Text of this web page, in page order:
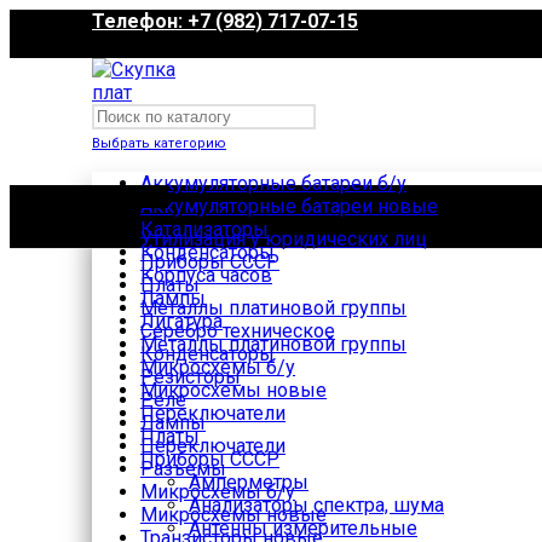
Телефон: +7 (982) 717-07-15
Выбрать категорию
Аккумуляторные батареи б/у
Аккумуляторные батареи новые
Катализаторы
Конденсаторы
Корпуса часов
Лампы
Лигатура
Металлы платиновой группы
Микросхемы б/у
Микросхемы новые
Переключатели
Платы
Приборы СССР
Амперметры
Анализаторы спектра, шума
Антенны измерительные
Утилизация у юридических лиц
Приборы СССР
Платы
Металлы платиновой группы
Серебро техническое
Конденсаторы
Резисторы
Реле
Лампы
Переключатели
Разъемы
Микросхемы б/у
Микросхемы новые
Click to enlarge